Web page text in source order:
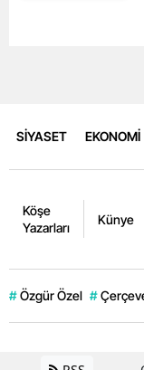
SİYASET EKONOMİ
Köşe
Yazarları
Künye
# Özgür Özel #